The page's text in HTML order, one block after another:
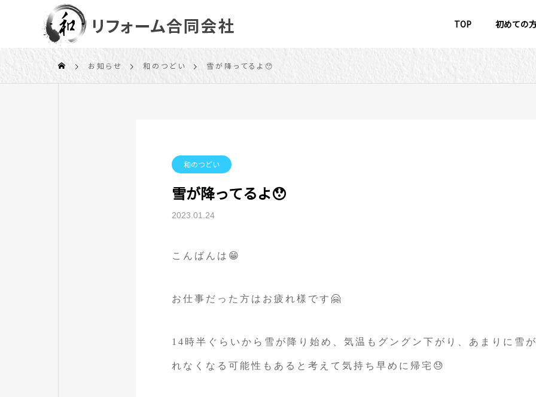
TOP 初めての
お知らせ 和のつどい 雪が降ってるよ😯
和のつどい
雪が降ってるよ😯
2023.01.24
こんばんは😁
お仕事だった方はお疲れ様です🤗
14時半ぐらいから雪が降り始め、気温もグングン下がり、あまりに雪
れなくなる可能性もあると考えて気持ち早めに帰宅😓